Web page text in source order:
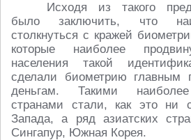
Исходя из такого
было заключить, что
столкнуться с кражей
которые наиболее
населения такой
сделали биометрию главным
деньгам. Такими
странами стали, как это ни
Запада, а ряд азиатских
Сингапур, Южная Корея.